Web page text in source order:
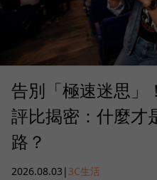
告別「極速迷思
評比揭密：什麼才
路？
2026.08.03 | 3C生活